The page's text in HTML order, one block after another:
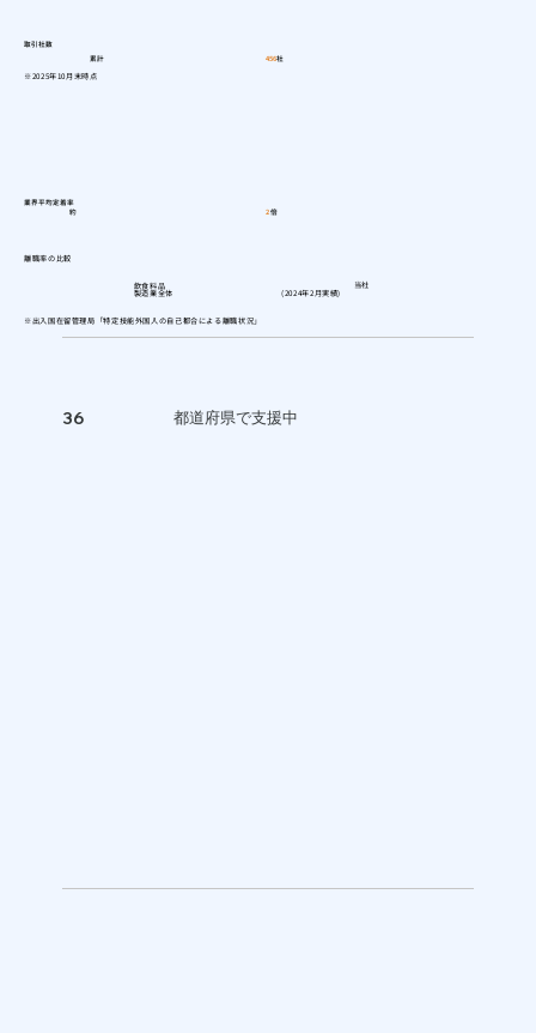
取引社数
累計
456社
※2025年10月末時点
業界平均定着率
約
2倍
離職率の比較
飲食料品
製造業全体
当社
(2024年2月実績)
※出入国在留管理局「特定技能外国人の自己都合による離職状況」
36 都道府県で支援中